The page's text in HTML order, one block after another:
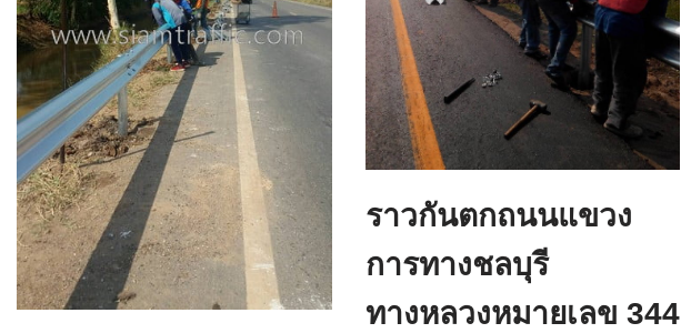
ราวกันตกถนนแขวง
การทางชลบุรี
ทางหลวงหมายเลข 344